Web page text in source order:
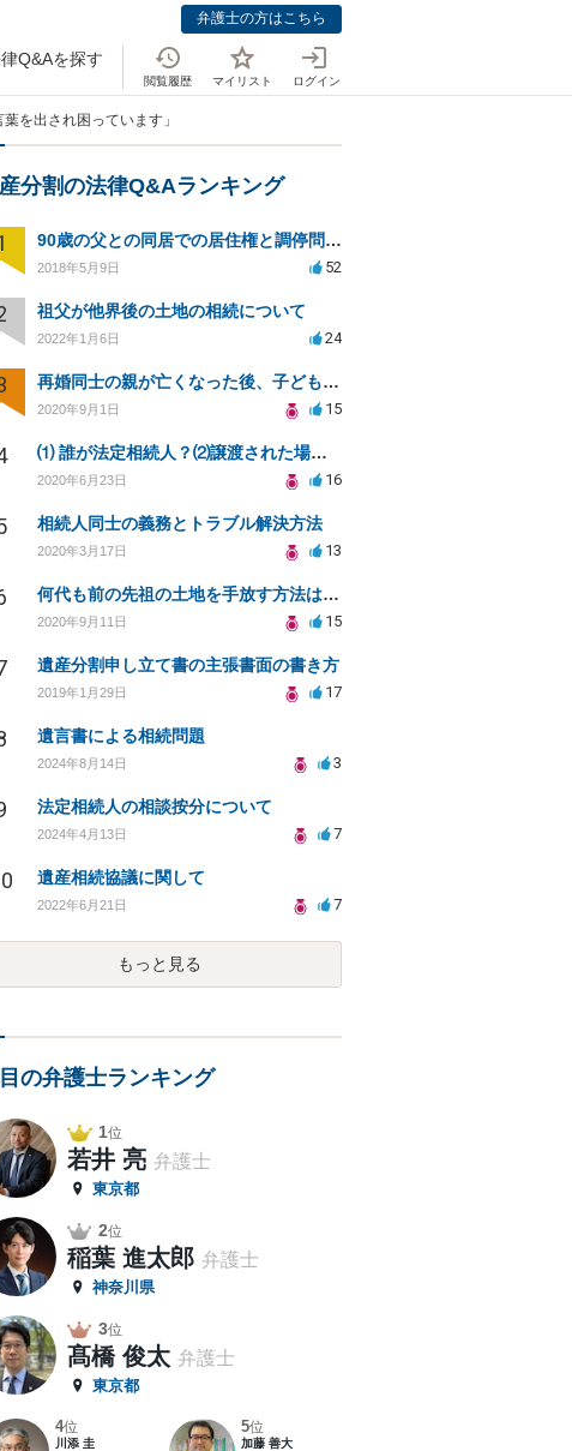
弁護士の方はこちら
Q&Aを探す
閲覧履歴 マイリスト ログイン
を出され困っています」
分割の法律Q&Aランキング
90歳の父との同居での居住権と調停問題について
2018年5月9日 52
祖父が他界後の土地の相続について
2022年1月6日 24
再婚同士の親が亡くなった後、子どもへの遺産分割はどうなる？
2020年9月1日 15
⑴ 誰が法定相続人？⑵譲渡された場合の税金？⑶相続放棄後同じ不動産を相続できない？⑷借金返済義務は？
2020年6月23日 16
相続人同士の義務とトラブル解決方法
2020年3月17日 13
何代も前の先祖の土地を手放す方法はありますか？
2020年9月11日 15
遺産分割申し立て書の主張書面の書き方
2019年1月29日 17
遺言書による相続問題
2024年8月14日 3
法定相続人の相談按分について
2024年4月13日 7
遺産相続協議に関して
2022年6月21日 7
もっと見る
の弁護士ランキング
1位
若井 亮 弁護士
東京都
2位
稲葉 進太郎 弁護士
神奈川県
3位
髙橋 俊太 弁護士
東京都
4位
川添 圭
5位
加藤 善大